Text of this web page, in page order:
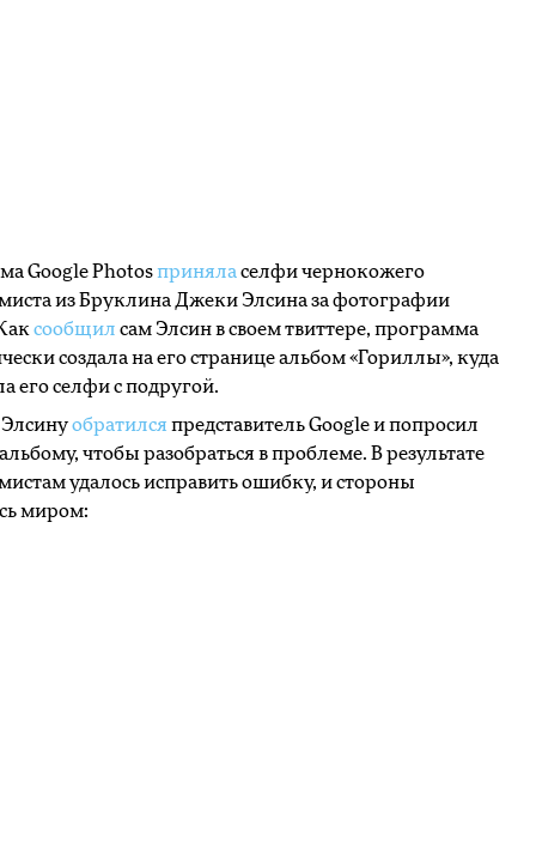
Google Photosприняла селфи чернокожего
из Бруклина Джеки Элсина за фотографии
сообщил сам Элсин в своем твиттере, программа
создала на его странице альбом «Гориллы», куда
его селфи с подругой.
обратился представитель Google и попросил
чтобы разобраться в проблеме. В результате
удалось исправить ошибку, и стороны
миром: